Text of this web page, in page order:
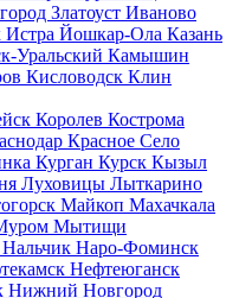
Златоуст Иваново
Истра Йошкар-Ола Казань
Уральский Камышин
Кисловодск Клин
Королев Кострома
Красное Село
Курган Курск Кызыл
Луховицы Лыткарино
Майкоп Махачкала
Мытищи
Нальчик Наро-Фоминск
Нефтеюганск
Нижний Новгород